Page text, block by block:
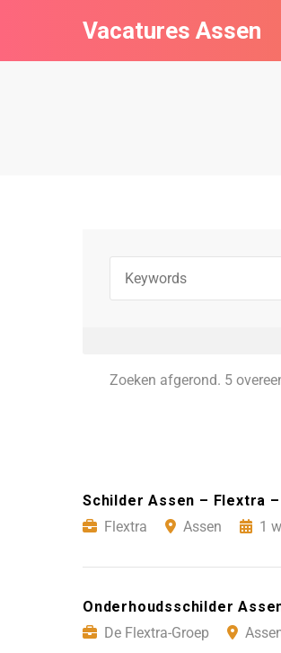
Vacatures Assen
Zoeken afgerond. 5
Schilder Assen – Flextra
Flextra
Assen 1
Onderhoudsschilder
De Flextra-Groep